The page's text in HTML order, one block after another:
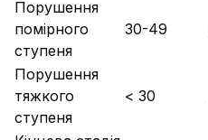
Порушення
помірного
ступеня
30-49
Порушення
тяжкого
ступеня
< 30